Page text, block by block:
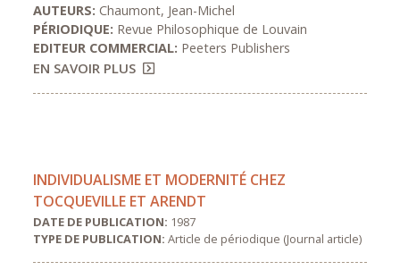
AUTEURS:Chaumont, Jean-Michel
PÉRIODIQUE: Revue Philosophique de Louvain
EDITEUR COMMERCIAL: Peeters Publishers
EN SAVOIR PLUS
INDIVIDUALISME ET MODERNITÉ CHEZ
TOCQUEVILLE ET ARENDT
DATE DE PUBLICATION: 1987
TYPE DE PUBLICATION:Article de périodique (Journal article)